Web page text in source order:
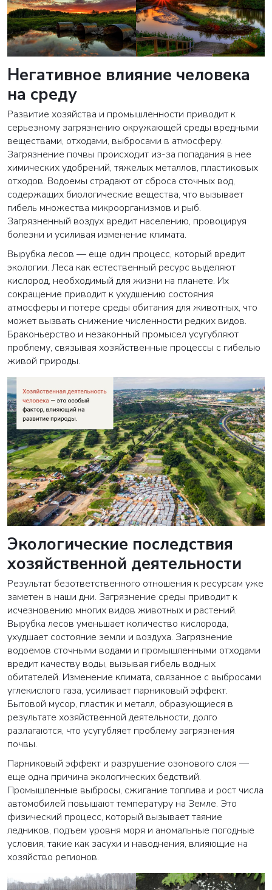
Негативное влияние человека
на среду
Развитие хозяйства и промышленности приводит к
серьезному загрязнению окружающей среды вредными
веществами, отходами, выбросами в атмосферу.
Загрязнение почвы происходит из-за попадания в нее
химических удобрений, тяжелых металлов, пластиковых
отходов. Водоемы страдают от сброса сточных вод,
содержащих биологические вещества, что вызывает
гибель множества микроорганизмов и рыб.
Загрязненный воздух вредит населению, провоцируя
болезни и усиливая изменение климата.
Вырубка лесов — еще один процесс, который вредит
экологии. Леса как естественный ресурс выделяют
кислород, необходимый для жизни на планете. Их
сокращение приводит к ухудшению состояния
атмосферы и потере среды обитания для животных, что
может вызвать снижение численности редких видов.
Браконьерство и незаконный промысел усугубляют
проблему, связывая хозяйственные процессы с гибелью
живой природы.
Экологические последствия
хозяйственной деятельности
Результат безответственного отношения к ресурсам уже
заметен в наши дни. Загрязнение среды приводит к
исчезновению многих видов животных и растений.
Вырубка лесов уменьшает количество кислорода,
ухудшает состояние земли и воздуха. Загрязнение
водоемов сточными водами и промышленными отходами
вредит качеству воды, вызывая гибель водных
обитателей. Изменение климата, связанное с выбросами
углекислого газа, усиливает парниковый эффект.
Бытовой мусор, пластик и металл, образующиеся в
результате хозяйственной деятельности, долго
разлагаются, что усугубляет проблему загрязнения
почвы.
Парниковый эффект и разрушение озонового слоя —
еще одна причина экологических бедствий.
Промышленные выбросы, сжигание топлива и рост числа
автомобилей повышают температуру на Земле. Это
физический процесс, который вызывает таяние
ледников, подъем уровня моря и аномальные погодные
условия, такие как засухи и наводнения, влияющие на
хозяйство регионов.